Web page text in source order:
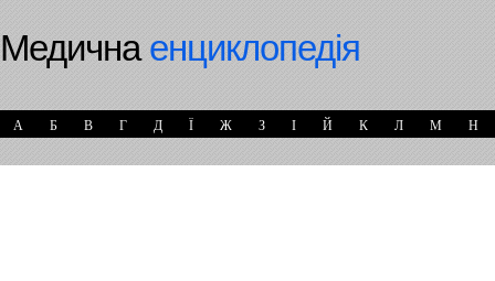
Медичнаенциклопедія
А Б В Г Д Ї Ж З І Й К Л М Н